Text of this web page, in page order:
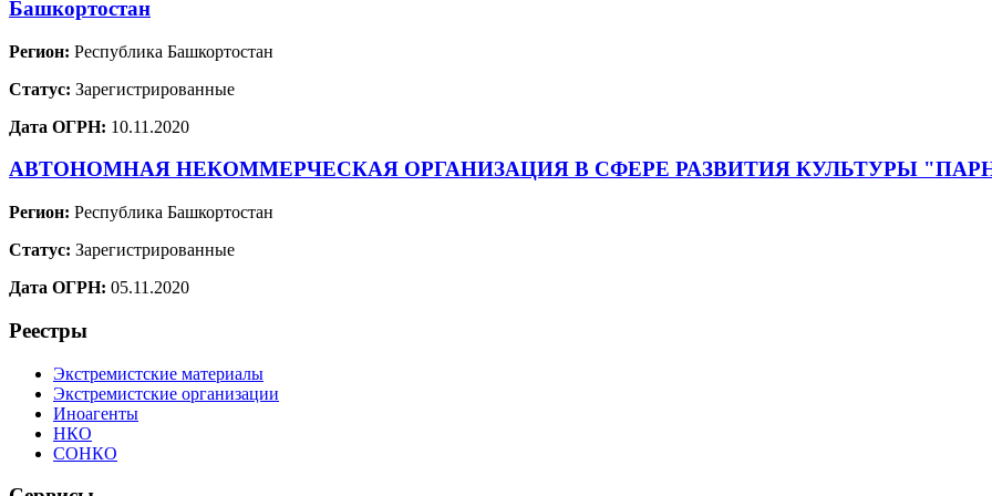
Башкортостан
Регион: Республика Башкортостан
Статус: Зарегистрированные
Дата ОГРН: 10.11.2020
АВТОНОМНАЯ НЕКОММЕРЧЕСКАЯ ОРГАНИЗАЦИЯ В СФЕРЕ РАЗВИТИЯ КУЛЬТУРЫ
Регион: Республика Башкортостан
Статус: Зарегистрированные
Дата ОГРН: 05.11.2020
Реестры
Экстремистские материалы
Экстремистские организации
Иноагенты
НКО
СОНКО